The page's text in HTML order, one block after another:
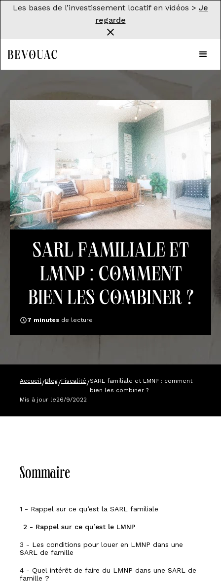
Les bases de l’investissement locatif en vidéos > Je
regarde
SARL familiale et
LMNP : comment
bien les combiner ?
7 minutes de lecture
Accueil/Blog/Fiscalité/SARL familiale et LMNP : comment
bien les combiner ?
Mis à jour le26/9/2022
Sommaire
1 - Rappel sur ce qu’est la SARL familiale
2 - Rappel sur ce qu’est le LMNP
3 - Les conditions pour louer en LMNP dans une
SARL de famille
4 - Quel intérêt de faire du LMNP dans une SARL de
famille ?